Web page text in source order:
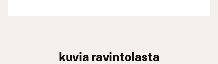
kuvia ravintolasta